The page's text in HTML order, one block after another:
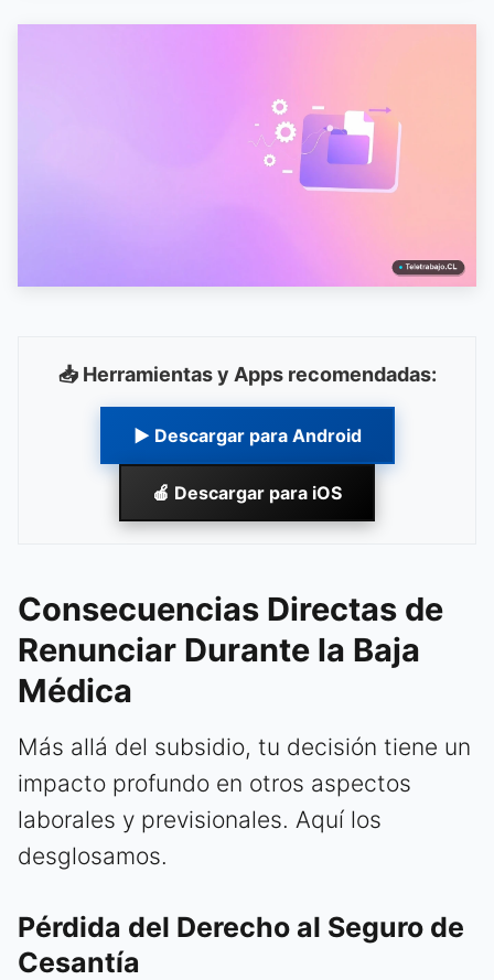
📥 Herramientas y Apps recomendadas:
▶ Descargar para Android
🍎 Descargar para iOS
Consecuencias Directas de
Renunciar Durante la Baja
Médica
Más allá del subsidio, tu decisión tiene un
impacto profundo en otros aspectos
laborales y previsionales. Aquí los
desglosamos.
Pérdida del Derecho al Seguro de
Cesantía